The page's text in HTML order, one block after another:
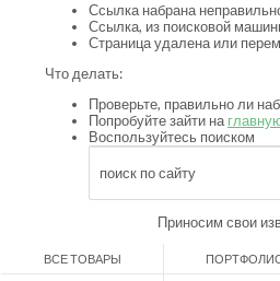
Ссылка набрана
Ссылка, из поисковой
Страница удалена или
Что делать:
Проверьте, правильно ли
Попробуйте зайти на
Воспользуйтесь поиском
Приносим свои
ВСЕ ТОВАРЫ